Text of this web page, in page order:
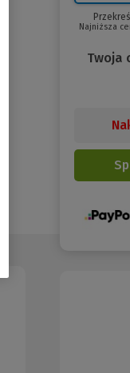
Najniższa
Twoja
(Nowe